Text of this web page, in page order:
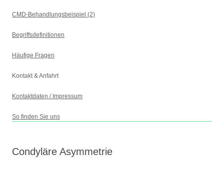
CMD-Behandlungsbeispiel (2)
Begriffsdefinitionen
Häufige Fragen
Kontakt & Anfahrt
Kontaktdaten / Impressum
So finden Sie uns
Condyläre Asymmetrie